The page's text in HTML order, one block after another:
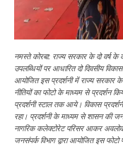
नमस्ते कोरबा: राज्य सरकार के दो वर्ष
उपलब्धियों पर आधारित दो दिवसीय
आयोजित इस प्रदर्शनी में राज्य सरकार के
नीतियों का फोटो के माध्यम से प्रदर्शन
प्रदर्शनी स्टाल तक आये। विकास
रहा। प्रदर्शनी के माध्यम से शासन की
नागरिक कलेक्टोरेट परिसर आकर
जनसंपर्क विभाग द्वारा आयोजित इस